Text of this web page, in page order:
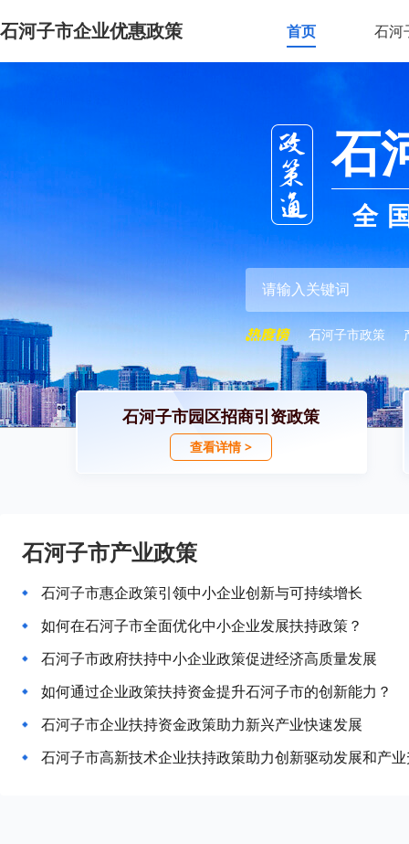
石河子市企业优惠政策 首页 石河
石
全
石河子市政策
石河子市园区招商引资政策
查看详情 >
石河子市产业政策
石河子市惠企政策引领中小企业创新与可持续增长
如何在石河子市全面优化中小企业发展扶持政策？
石河子市政府扶持中小企业政策促进经济高质量发展
如何通过企业政策扶持资金提升石河子市的创新能力？
石河子市企业扶持资金政策助力新兴产业快速发展
石河子市高新技术企业扶持政策助力创新驱动发展和产